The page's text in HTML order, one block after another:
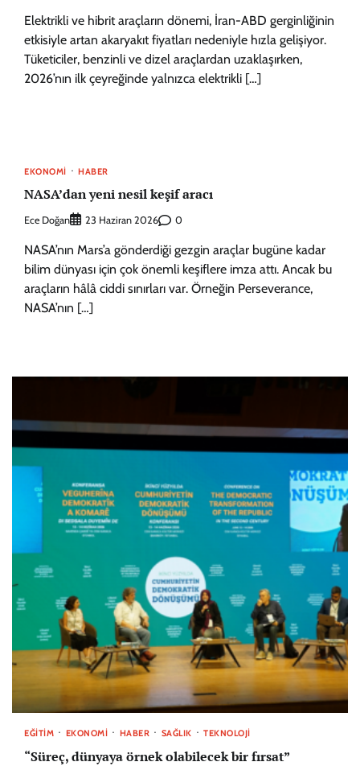
Elektrikli ve hibrit araçların dönemi, İran-ABD gerginliğinin
etkisiyle artan akaryakıt fiyatları nedeniyle hızla gelişiyor.
Tüketiciler, benzinli ve dizel araçlardan uzaklaşırken,
2026’nın ilk çeyreğinde yalnızca elektrikli […]
EKONOMI HABER
NASA’dan yeni nesil keşif aracı
Ece Doğan 23 Haziran 2026 0
NASA’nın Mars’a gönderdiği gezgin araçlar bugüne kadar
bilim dünyası için çok önemli keşiflere imza attı. Ancak bu
araçların hâlâ ciddi sınırları var. Örneğin Perseverance,
NASA’nın […]
EĞITIM EKONOMI HABER SAĞLIK TEKNOLOJI
“Süreç, dünyaya örnek olabilecek bir fırsat”